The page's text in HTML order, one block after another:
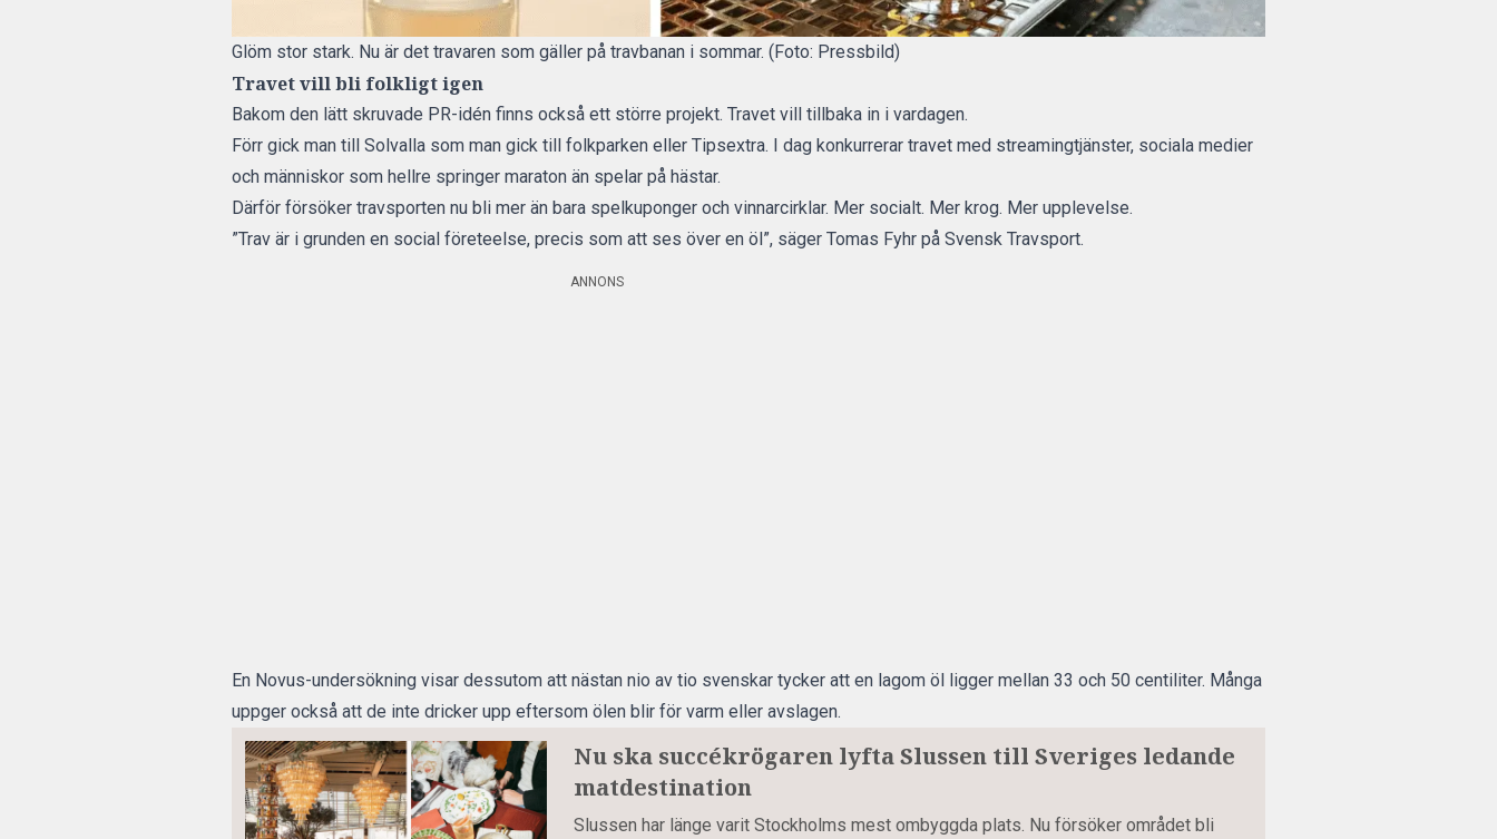
Glöm stor stark. Nu är det travaren som gäller på travbanan i sommar. (Foto: Pressbild)
Travet vill bli folkligt igen
Bakom den lätt skruvade PR-idén finns också ett större projekt. Travet vill tillbaka in i vardagen.
Förr gick man till Solvalla som man gick till folkparken eller Tipsextra. I dag konkurrerar travet med streamingtjänster, sociala medier
och människor som hellre springer maraton än spelar på hästar.
Därför försöker travsporten nu bli mer än bara spelkuponger och vinnarcirklar. Mer socialt. Mer krog. Mer upplevelse.
”Trav är i grunden en social företeelse, precis som att ses över en öl”, säger Tomas Fyhr på Svensk Travsport.
ANNONS
En Novus-undersökning visar dessutom att nästan nio av tio svenskar tycker att en lagom öl ligger mellan 33 och 50 centiliter. Många
uppger också att de inte dricker upp eftersom ölen blir för varm eller avslagen.
Nu ska succékrögaren lyfta Slussen till Sveriges ledande
matdestination
Slussen har länge varit Stockholms mest ombyggda plats. Nu försöker området bli